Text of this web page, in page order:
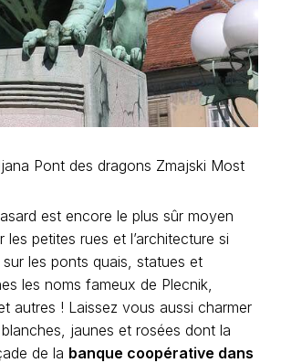
Pont des dragons Zmajski Most
est encore le plus sûr moyen
les petites rues et l’architecture si
sur les ponts quais, statues et
les noms fameux de Plecnik,
autres ! Laissez vous aussi charmer
jaunes et rosées dont la
de la banque coopérative dans